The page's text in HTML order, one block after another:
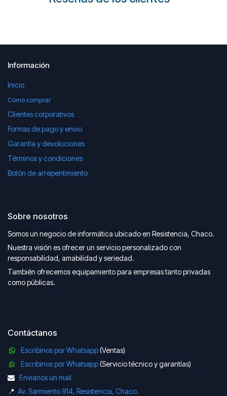
Información
Inicio
Cómo comprar
Clientes corporativos
Formas de pago y envio
Garantía y devoluciones
Términos y condiciones
Botón de arrepentimiento
Sobre nosotros
Somos un negocio de informática ubicado en Resistencia, Chaco.
Nuestra visión es ofrecer un servicio personalizado con
responsabilidad, amabilidad y seriedad.
También ofrecemos equipamiento para empresas tanto privadas
como públicas.
Contáctanos
Escribinos por Whatsapp(Ventas)
Escribinos por Whatsapp(Servicio técnico y garantías)
Envianos un mail
📍 Av. Sarmiento 914, Resistencia, Chaco.